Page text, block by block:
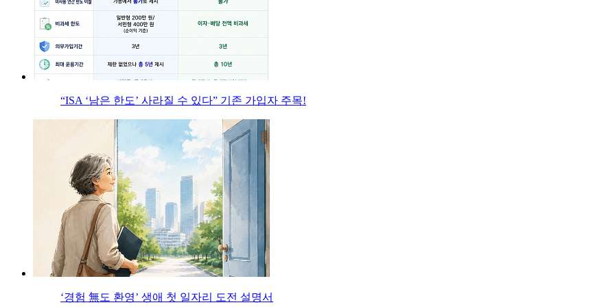
“ISA ‘남은 한도’ 사라질 수 있다” 기존 가입자 주목!
‘경험 無도 환영’ 생애 첫 일자리 도전 설명서